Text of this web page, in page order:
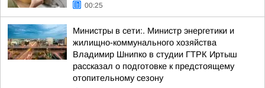
00:25
Министры в сети:. Министр энергетики и
жилищно-коммунального хозяйства
Владимир Шнипко в студии ГТРК Иртыш
рассказал о подготовке к предстоящему
отопительному сезону